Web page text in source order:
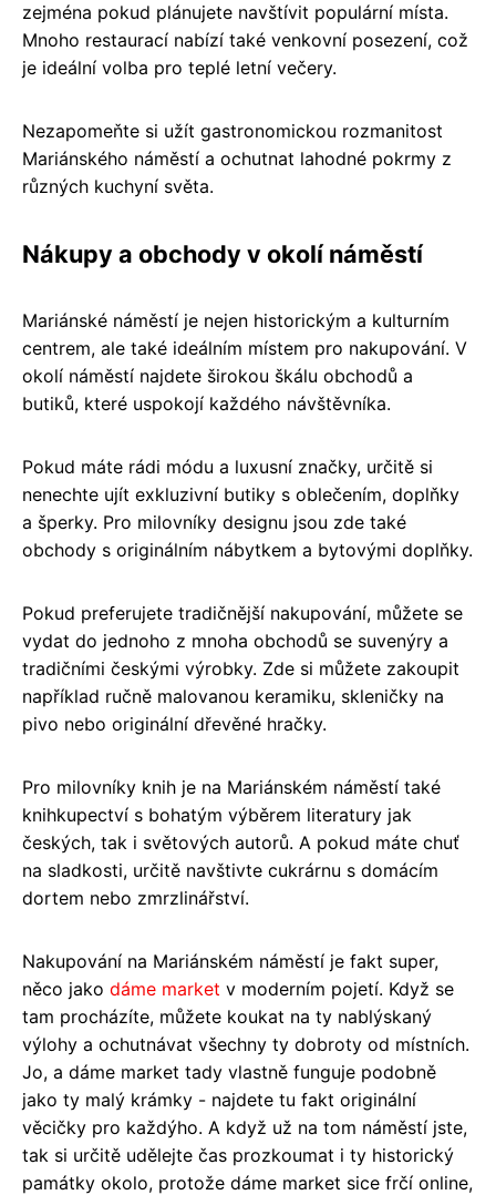
zejména pokud plánujete navštívit populární místa.
Mnoho restaurací nabízí také venkovní posezení, což
je ideální volba pro teplé letní večery.
Nezapomeňte si užít gastronomickou rozmanitost
Mariánského náměstí a ochutnat lahodné pokrmy z
různých kuchyní světa.
Nákupy a obchody v okolí náměstí
Mariánské náměstí je nejen historickým a kulturním
centrem, ale také ideálním místem pro nakupování. V
okolí náměstí najdete širokou škálu obchodů a
butiků, které uspokojí každého návštěvníka.
Pokud máte rádi módu a luxusní značky, určitě si
nenechte ujít exkluzivní butiky s oblečením, doplňky
a šperky. Pro milovníky designu jsou zde také
obchody s originálním nábytkem a bytovými doplňky.
Pokud preferujete tradičnější nakupování, můžete se
vydat do jednoho z mnoha obchodů se suvenýry a
tradičními českými výrobky. Zde si můžete zakoupit
například ručně malovanou keramiku, skleničky na
pivo nebo originální dřevěné hračky.
Pro milovníky knih je na Mariánském náměstí také
knihkupectví s bohatým výběrem literatury jak
českých, tak i světových autorů. A pokud máte chuť
na sladkosti, určitě navštivte cukrárnu s domácím
dortem nebo zmrzlinářství.
Nakupování na Mariánském náměstí je fakt super,
něco jako dáme market v moderním pojetí. Když se
tam procházíte, můžete koukat na ty nablýskaný
výlohy a ochutnávat všechny ty dobroty od místních.
Jo, a dáme market tady vlastně funguje podobně
jako ty malý krámky - najdete tu fakt originální
věcičky pro každýho. A když už na tom náměstí jste,
tak si určitě udělejte čas prozkoumat i ty historický
památky okolo, protože dáme market sice frčí online,